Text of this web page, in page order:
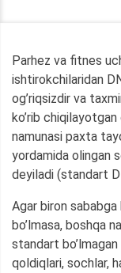
Parhez va fitnes
ishtirokchilaridan
og’riqsizdir va
ko’rib
namunasi paxta
yordamida olingan
deyiladi (standart
Agar biron sababga
bo’lmasa, boshqa
standart
qoldiqlari, sochlar,